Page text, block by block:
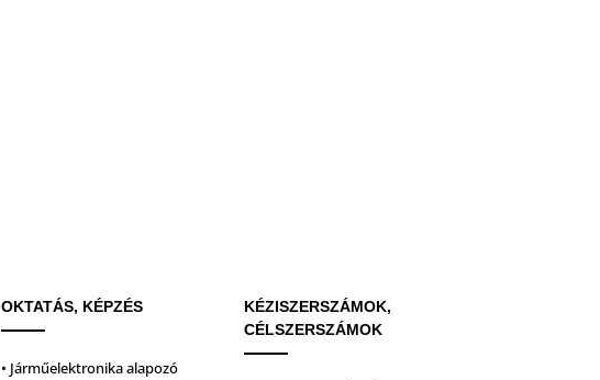
OKTATÁS, KÉPZÉS
• Járműelektronika alapozó
KÉZISZERSZÁMOK,
CÉLSZERSZÁMOK